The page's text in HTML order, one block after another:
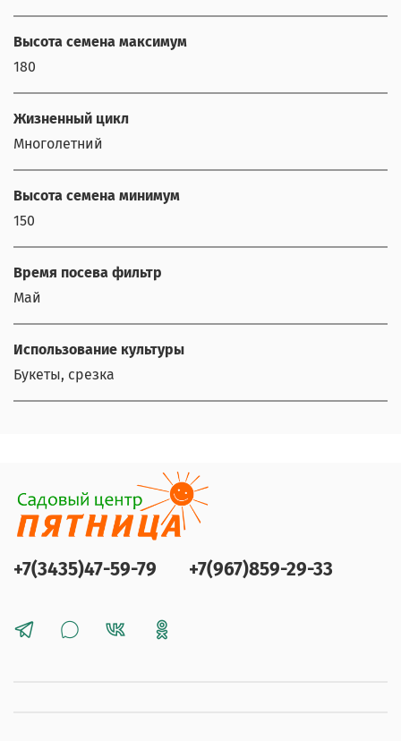
Высота семена максимум
180
Жизненный цикл
Многолетний
Высота семена минимум
150
Время посева фильтр
Май
Использование культуры
Букеты, срезка
+7(3435)47-59-79 +7(967)859-29-33